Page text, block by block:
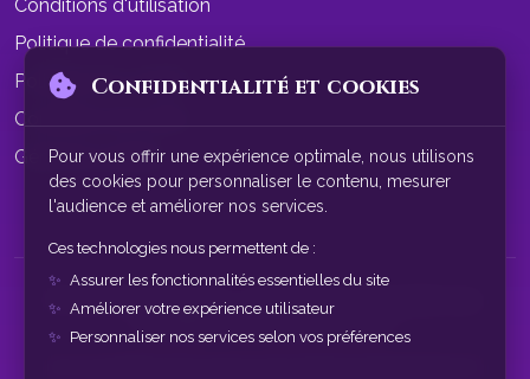
Conditions d'utilisation
Politique de confidentialité
Politique de cookies
Conditions de vente
Gérer les cookies
© 2026 SphereAstrale - Voyance par tchat gratuit sans
inscription. Tous droits réservés.
Confidentialité et cookies
Pour vous offrir une expérience optimale, nous utilisons
des cookies pour personnaliser le contenu, mesurer
l'audience et améliorer nos services.
Ces technologies nous permettent de :
Assurer les fonctionnalités essentielles du site
Améliorer votre expérience utilisateur
Personnaliser nos services selon vos préférences